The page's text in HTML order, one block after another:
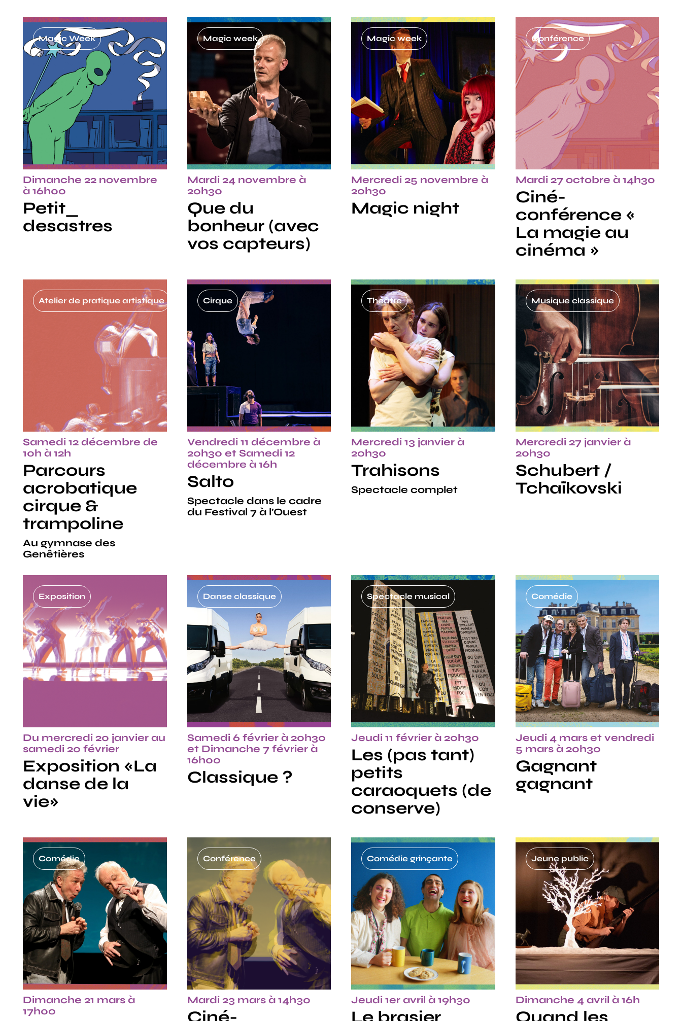
Magic Week
Dimanche 22 novembre
à 16h00
Petit_
desastres
Magic week
Mardi 24 novembre à
20h30
Que du
bonheur (avec
vos capteurs)
Magic week
Mercredi 25 novembre à
20h30
Magic night
Conférence
Mardi 27 octobre à 14h30
Ciné-
conférence «
La magie au
cinéma »
Atelier de pratique artistique
Samedi 12 décembre de
10h à 12h
Parcours
acrobatique
cirque &
trampoline
Au gymnase des
Genêtières
Cirque
Vendredi 11 décembre à
20h30 et Samedi 12
décembre à 16h
Salto
Spectacle dans le cadre
du Festival 7 à l'Ouest
Théâtre
Mercredi 13 janvier à
20h30
Trahisons
Spectacle complet
Musique classique
Mercredi 27 janvier à
20h30
Schubert /
Tchaïkovski
Exposition
Du mercredi 20 janvier au
samedi 20 février
Exposition «La
danse de la
vie»
Danse classique
Samedi 6 février à 20h30
et Dimanche 7 février à
16h00
Classique ?
Spectacle musical
Jeudi 11 février à 20h30
Les (pas tant)
petits
caraoquets (de
conserve)
Comédie
Jeudi 4 mars et vendredi
5 mars à 20h30
Gagnant
gagnant
Comédie
Dimanche 21 mars à
17h00
Conférence
Mardi 23 mars à 14h30
Comédie grinçante
Jeudi 1er avril à 19h30
Jeune public
Dimanche 4 avril à 16h